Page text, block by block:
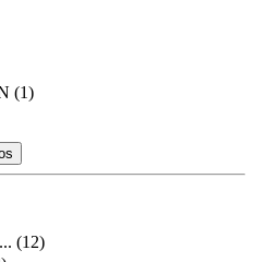
(1)
(12)